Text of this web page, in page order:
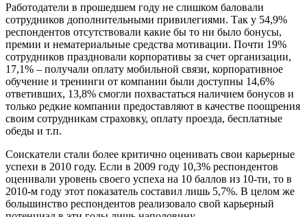
Работодатели в прошедшем году не слишком баловали
сотрудников дополнительными привилегиями. Так у 54,9%
респондентов отсутствовали какие бы то ни было бонусы,
премии и нематериальные средства мотивации. Почти 19%
сотрудников праздновали корпоративы за счет организации,
17,1% – получали оплату мобильной связи, корпоративное
обучение и тренинги от компании были доступны 14,6%
ответивших, 13,8% смогли похвастаться наличием бонусов и
только редкие компании предоставляют в качестве поощрения
своим сотрудникам страховку, оплату проезда, бесплатные
обеды и т.п.
Соискатели стали более критично оценивать свои карьерные
успехи в 2010 году. Если в 2009 году 10,3% респондентов
оценивали уровень своего успеха на 10 баллов из 10-ти, то в
2010-м году этот показатель составил лишь 5,7%. В целом же
большинство респондентов реализовало свой карьерный